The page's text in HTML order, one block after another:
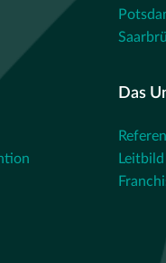
Das
Leitbild